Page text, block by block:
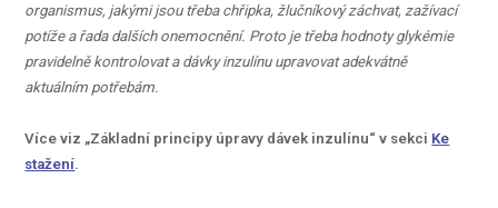
organismus, jakými jsou třeba chřipka, žlučníkový záchvat, zažívací
potíže a řada dalších onemocnění. Proto je třeba hodnoty glykémie
pravidelně kontrolovat a dávky inzulínu upravovat adekvátně
aktuálním potřebám.
Více viz „Základní principy úpravy dávek inzulínu“ v sekci Ke
stažení.